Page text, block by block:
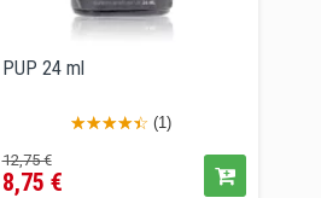
PUP 24 ml
(1)
Precio
regular
12,75 €Precio
8,75 €